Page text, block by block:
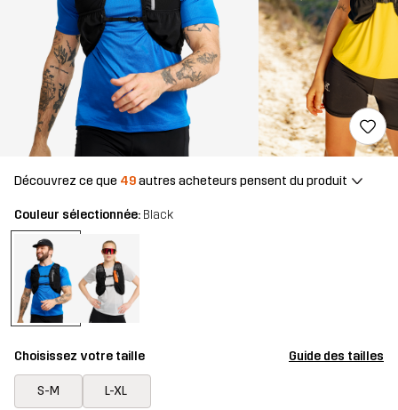
Découvrez ce que 49autres acheteurs pensent du produit
Couleur sélectionnée: Black
Choisissez votre taille Guide des tailles
S-M L-XL